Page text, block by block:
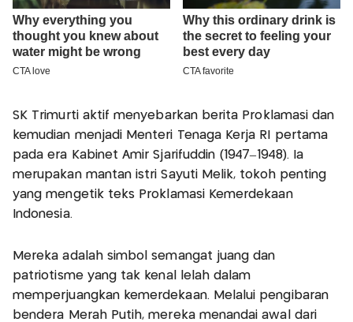
SK Trimurti aktif menyebarkan berita Proklamasi dan
kemudian menjadi Menteri Tenaga Kerja RI pertama
pada era Kabinet Amir Sjarifuddin (1947–1948). Ia
merupakan mantan istri Sayuti Melik, tokoh penting
yang mengetik teks Proklamasi Kemerdekaan
Indonesia.
Mereka adalah simbol semangat juang dan
patriotisme yang tak kenal lelah dalam
memperjuangkan kemerdekaan. Melalui pengibaran
bendera Merah Putih, mereka menandai awal dari